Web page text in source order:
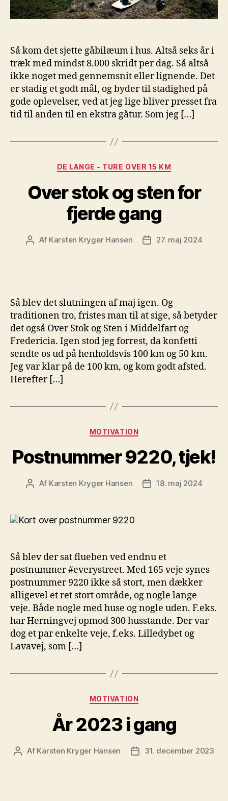
Så kom det sjette gåbilæum i hus. Altså seks år i
træk med mindst 8.000 skridt per dag. Så altså
ikke noget med gennemsnit eller lignende. Det
er stadig et godt mål, og byder til stadighed på
gode oplevelser, ved at jeg lige bliver presset fra
tid til anden til en ekstra gåtur. Som jeg […]
Kategorier
DE LANGE - TURE OVER 15 KM
Over stok og sten for
fjerde gang
Indlægsforfatter
Af Karsten Kryger Hansen Indlægsdato
27. maj 2024
Så blev det slutningen af maj igen. Og
traditionen tro, fristes man til at sige, så betyder
det også Over Stok og Sten i Middelfart og
Fredericia. Igen stod jeg forrest, da konfetti
sendte os ud på henholdsvis 100 km og 50 km.
Jeg var klar på de 100 km, og kom godt afsted.
Herefter […]
Kategorier
MOTIVATION
Postnummer 9220, tjek!
Indlægsforfatter
Af Karsten Kryger Hansen Indlægsdato
18. maj 2024
Så blev der sat flueben ved endnu et
postnummer #everystreet. Med 165 veje synes
postnummer 9220 ikke så stort, men dækker
alligevel et ret stort område, og nogle lange
veje. Både nogle med huse og nogle uden. F.eks.
har Herningvej opmod 300 husstande. Der var
dog et par enkelte veje, f.eks. Lilledybet og
Lavavej, som […]
Kategorier
MOTIVATION
År 2023 i gang
Indlægsforfatter
Af Karsten Kryger Hansen Indlægsdato
31. december 2023